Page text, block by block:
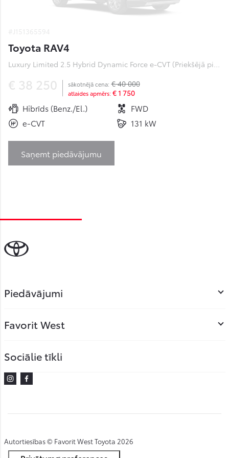
Toyota RAV4
Luxury Limited 2.5 Hybrid Dynamic Force e-CVT (Priekšējā piedziņa) (131 kW)
€ 38 250 sākotnējā cena: € 40 000
atlaides apmērs: € 1 750
Hibrīds (Benz./El.)
FWD
e-CVT
131 kW
Saņemt piedāvājumu
Piedāvājumi
Favorit West
Sociālie tīkli
Instagram
Facebook
Autortiesības © Favorit West Toyota 2026